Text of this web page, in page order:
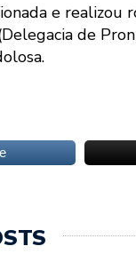
e realizou
de